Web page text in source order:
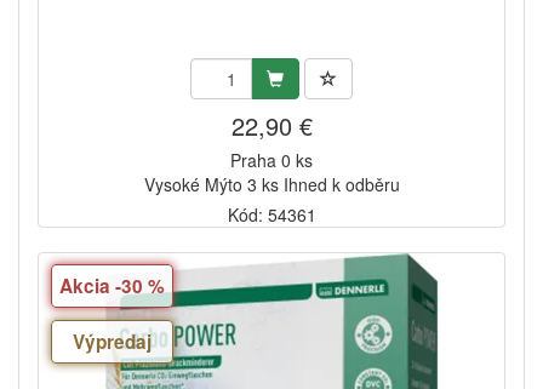
22,90 €
Praha 0 ks
Vysoké Mýto 3 ks Ihned k odběru
Kód: 54361
Akcia -30 %
Výpredaj